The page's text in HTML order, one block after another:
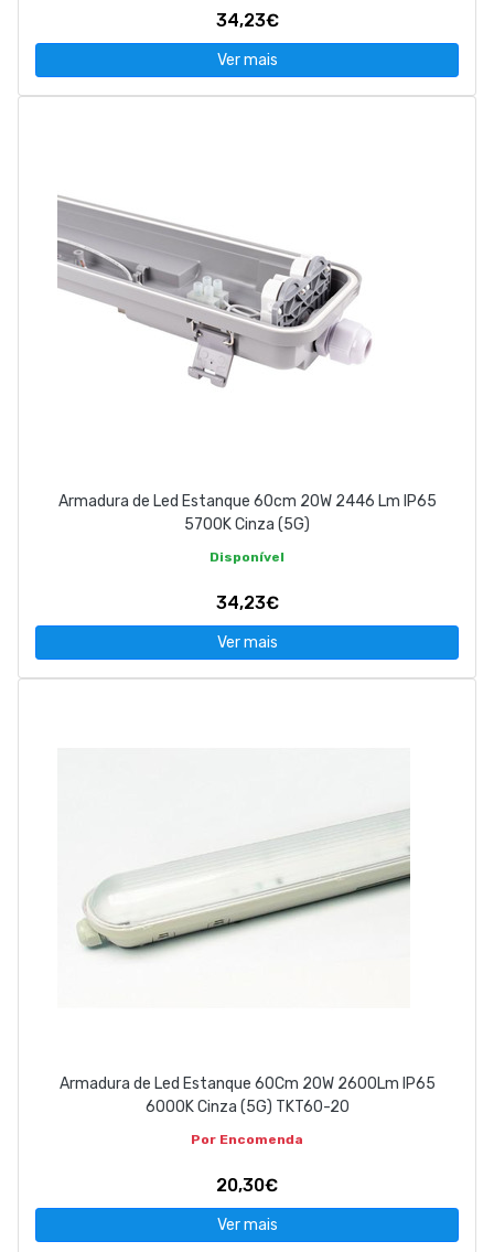
34,23€
Ver mais
Armadura de Led Estanque 60cm 20W 2446 Lm IP65
5700K Cinza (5G)
Disponível
34,23€
Ver mais
Armadura de Led Estanque 60Cm 20W 2600Lm IP65
6000K Cinza (5G) TKT60-20
Por Encomenda
20,30€
Ver mais